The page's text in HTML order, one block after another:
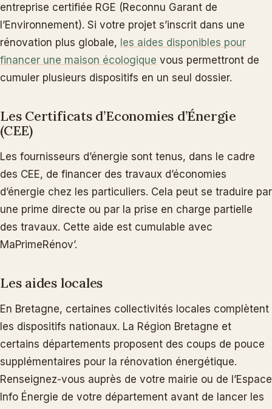
entreprise certifiée RGE (Reconnu Garant de
l’Environnement). Si votre projet s’inscrit dans une
rénovation plus globale, les aides disponibles pour
financer une maison écologique vous permettront de
cumuler plusieurs dispositifs en un seul dossier.
Les Certificats d’Economies d’Énergie
(CEE)
Les fournisseurs d’énergie sont tenus, dans le cadre
des CEE, de financer des travaux d’économies
d’énergie chez les particuliers. Cela peut se traduire par
une prime directe ou par la prise en charge partielle
des travaux. Cette aide est cumulable avec
MaPrimeRénov’.
Les aides locales
En Bretagne, certaines collectivités locales complètent
les dispositifs nationaux. La Région Bretagne et
certains départements proposent des coups de pouce
supplémentaires pour la rénovation énergétique.
Renseignez-vous auprès de votre mairie ou de l’Espace
Info Énergie de votre département avant de lancer les